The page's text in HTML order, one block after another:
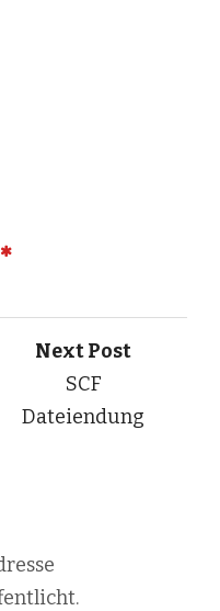
Next Post
SCF
Dateiendung